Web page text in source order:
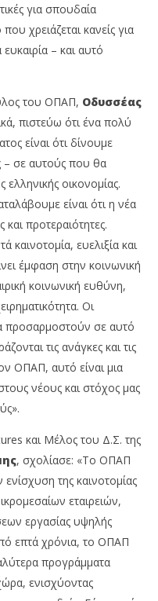
για σπουδαία
χρειάζεται κανείς για
– και αυτό
του ΟΠΑΠ, Οδυσσέας
πιστεύω ότι ένα πολύ
είναι ότι δίνουμε
– σε αυτούς που θα
οικονομίας.
είναι ότι η νέα
προτεραιότητες.
καινοτομία, ευελιξία και
έμφαση στην κοινωνική
κοινωνική ευθύνη,
Οι
προσαρμοστούν σε αυτό
τις ανάγκες και τις
ΟΠΑΠ, αυτό είναι μια
νέους και στόχος μας
και Μέλος του Δ.Σ. της
, σχολίασε: «Το ΟΠΑΠ
της καινοτομίας
εταιρειών,
εργασίας υψηλής
επτά χρόνια, το ΟΠΑΠ
προγράμματα
ενισχύοντας